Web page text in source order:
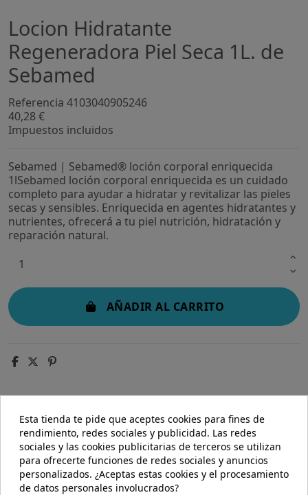
Locion Hidratante
Regeneradora Piel Seca 1L. de
Sebamed
Referencia 4103040905246
40,28 €
Impuestos incluidos
Sebamed | Sebamed® loción corporal enriquecida
1lSebamed loción corporal enriquecida es un cuidado
completo para ayudar a hidratar y revitalizar las pieles
secas y sensibles. Enriquecida en agentes hidratantes y
nutrientes, ofrecerá a tu piel nutrición, hidratación y
reparación natural.
AÑADIR AL CARRITO
Descripción
Detalles del producto
Esta tienda te pide que aceptes cookies para fines de
rendimiento, redes sociales y publicidad. Las redes
sociales y las cookies publicitarias de terceros se utilizan
para ofrecerte funciones de redes sociales y anuncios
personalizados. ¿Aceptas estas cookies y el procesamiento
de datos personales involucrados?